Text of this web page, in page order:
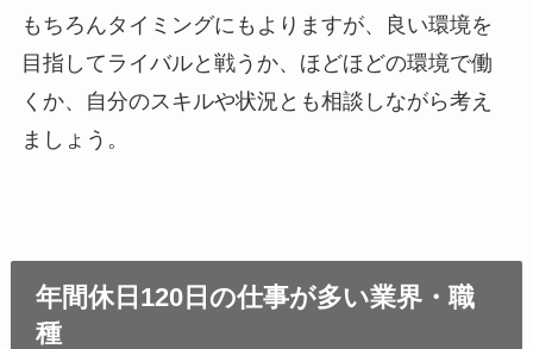
もちろんタイミングにもよりますが、良い環境を
目指してライバルと戦うか、ほどほどの環境で働
くか、自分のスキルや状況とも相談しながら考え
ましょう。
年間休日120日の仕事が多い業界・職
種